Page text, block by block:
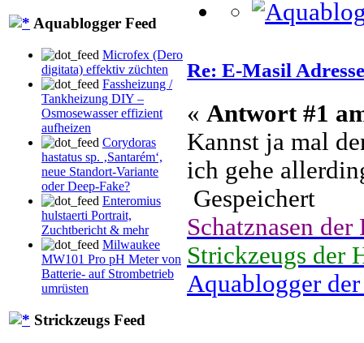
Aquablogger Feed
Microfex (Dero
digitata) effektiv züchten
Fassheizung /
Tankheizung DIY –
Osmosewasser effizient
aufheizen
Corydoras
hastatus sp. ‚Santarém‘,
neue Standort-Variante
oder Deep-Fake?
Enteromius
hulstaerti Portrait,
Zuchtbericht & mehr
Milwaukee
MW101 Pro pH Meter von
Batterie- auf Strombetrieb
umrüsten
Strickzeugs Feed
Re: E-Masil
« Antwort #1
Kannst ja mal
ich gehe
Gespeichert
Schatznasen
Strickzeugs der
Aquablogger